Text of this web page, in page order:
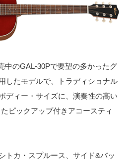
中のGAL-30Pで要望の多かったグ
したモデルで、トラディショナル
ディー・サイズに、演奏性の高い
ピックアップ付きアコースティ
トカ・スプルース、サイド&バッ